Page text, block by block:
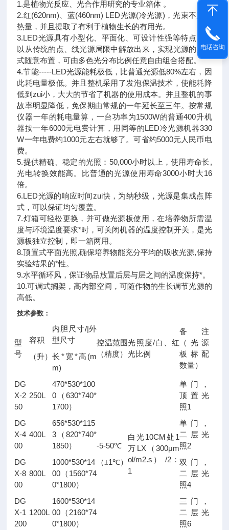
1.是植物光反应、光合作用研究的专业箱体 。
2.红(620nm)、蓝(460nm) LED光源(冷光源)，光束不产生
热量，并且提取了有利于植物生长的有用光。
3.LED光源具有小型化、平面化、可设计性强等特点，可
以从传统的点、线光源局限中解放出来，实现光源的点阵
式随意布置，可由多色光分布比例任意自由组合搭配。
4.节能-----LED光源能耗极低，比普通光源低80%左右，因
此耗电量极低。并且整机采用了发泡保温技术，使能耗降
低到zui小，大大的节省了机器的使用成本。并且整机的事
故率明显降低，免保期由常规的一年延长至三年。按常规
仪器一年的耗电量算，一台功率为1500W的普通400升机
器按一年6000元电费计算，用同等的LED冷光源机器330
W一年电费约1000元左右就够了。可省约5000元人民币电
费。
5.提供精确、稳定的光照：50,000小时以上，使用寿命长,
光电转换效能高。比普通的光源使用寿命3000小时大16
倍。
6.LED光源的响应时间zui快，为纳秒级，光源是集成点阵
式，可以保证均匀覆盖。
7.灯箱可轻松更换，并可做光源板使用，在培养物所需温
度与环境温度要求*时，可关闭机器的温度控制开关，是光
源板独立控制，即一箱两用。
8.顶置式平面光照,确保培养物能充分平均的吸收光源,保持
实验结果的*性。
9.水平循环风，保证物品放置后层与层之间的温度保持*。
10.可调式搁架，高内部空间，可随作物的生长调节光源的
高低。
技术参数：
型
号
容积
（升）
内胆尺寸/|外
型尺寸
长 *宽*高 (m
m)
控温范围
（精度）
光照度/白、红
光比例
备注
（光源
板标配
数量）
DG
X-2
50
250L
470*530*100
0 （630*740*
1700）
-5-50℃
（±1℃）
白光10CM处 1
万 LX （300μm
ol/m2.s ） /2：
1
单门，
顶置光
照1
DG
X-4
00
400L
656*530*115
3 （820*740*
1850）
单门，
二层光
照2
DG
X-8
00
800L
1000*530*14
00 （ 1560*74
0*1800）
双门，
二层光
照4
DG
X-1
200
1200L
1600*530*14
00 （ 2160*74
0*1800）
三门，
二层光
照6
电话咨询